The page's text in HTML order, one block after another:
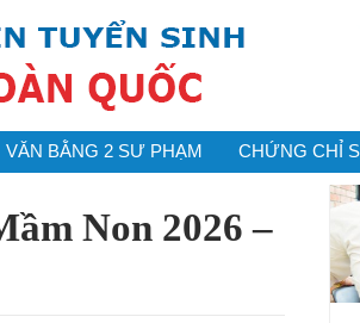
VĂN BẰNG 2 SƯ PHẠM CHỨNG CHỈ
Non 2026 –